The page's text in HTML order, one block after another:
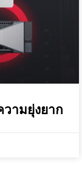
ามยุ่งยาก